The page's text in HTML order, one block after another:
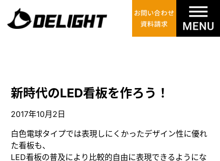
新時代のLED看板を作ろう！
2017年10月2日
白色電球タイプでは表現しにくかったデザイン性に優れ
た看板も、
LED看板の普及により比較的自由に表現できるようにな